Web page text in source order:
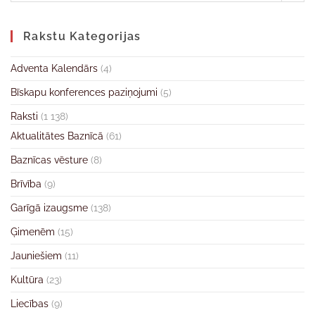
Rakstu Kategorijas
Adventa Kalendārs (4)
Bīskapu konferences paziņojumi (5)
Raksti (1 138)
Aktualitātes Baznīcā (61)
Baznīcas vēsture (8)
Brīvība (9)
Garīgā izaugsme (138)
Ģimenēm (15)
Jauniešiem (11)
Kultūra (23)
Liecības (9)